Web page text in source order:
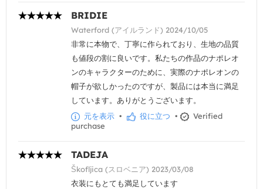
BRIDIE
Waterford (アイルランド) 2024/10/05
非常に本物で、丁寧に作られており、生地の品質
も値段の割に良いです。私たちの作品のナポレオ
ンのキャラクターのために、実際のナポレオンの
帽子が欲しかったのですが、製品には本当に満足
しています。ありがとうございます。
元を表示 • 役に立つ •
Verified
purchase
TADEJA
Škofljica (スロベニア) 2023/03/08
衣装にもとても満足しています